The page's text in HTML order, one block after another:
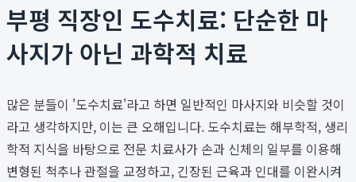
부평 직장인 도수치료: 단순한 마
사지가 아닌 과학적 치료
많은 분들이 '도수치료'라고 하면 일반적인 마사지와 비슷할 것이
라고 생각하지만, 이는 큰 오해입니다. 도수치료는 해부학적, 생리
학적 지식을 바탕으로 전문 치료사가 손과 신체의 일부를 이용해
변형된 척추나 관절을 교정하고, 긴장된 근육과 인대를 이완시켜